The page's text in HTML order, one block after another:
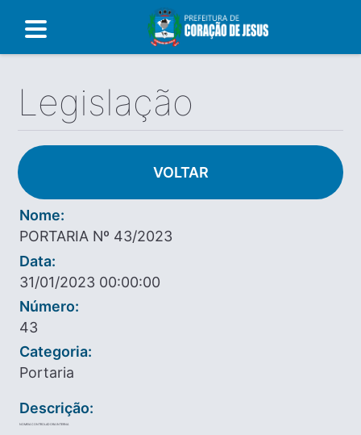
Legislação
VOLTAR
Nome:
PORTARIA Nº 43/2023
Data:
31/01/2023 00:00:00
Número:
43
Categoria:
Portaria
Descrição:
NOMEIA CONTROLADORA INTERNA